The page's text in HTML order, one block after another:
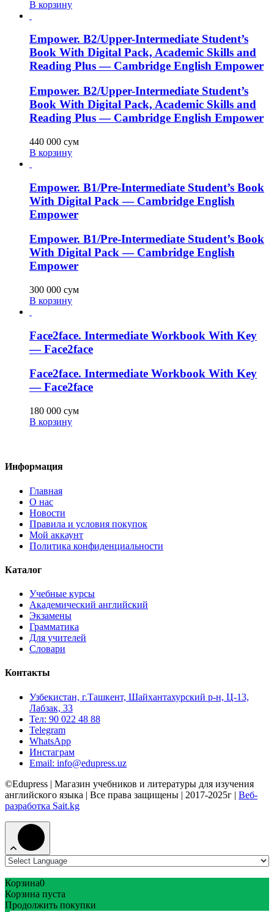
В корзину
Empower. B2/Upper-Intermediate Student’s
Book With Digital Pack, Academic Skills and
Reading Plus — Cambridge English Empower
Empower. B2/Upper-Intermediate Student’s
Book With Digital Pack, Academic Skills and
Reading Plus — Cambridge English Empower
440 000 сум
В корзину
Empower. B1/Pre-Intermediate Student’s Book
With Digital Pack — Cambridge English
Empower
Empower. B1/Pre-Intermediate Student’s Book
With Digital Pack — Cambridge English
Empower
300 000 сум
В корзину
Face2face. Intermediate Workbook With Key
— Face2face
Face2face. Intermediate Workbook With Key
— Face2face
180 000 сум
В корзину
Информация
Главная
О нас
Новости
Правила и условия покупок
Мой аккаунт
Политика конфиденциальности
Каталог
Учебные курсы
Академический английский
Экзамены
Грамматика
Для учителей
Словари
Контакты
Узбекистан, г.Ташкент, Шайхантахурский р-н, Ц-13,
Лабзак, 33
Тел: 90 022 48 88
Telegram
WhatsApp
Инстаграм
Email: info@edupress.uz
©Edupress | Магазин учебников и литературы для изучения
английского языка | Все права защищены | 2017-2025г | Веб-
разработка Sait.kg
Корзина0
Корзина пуста
Продолжить покупки